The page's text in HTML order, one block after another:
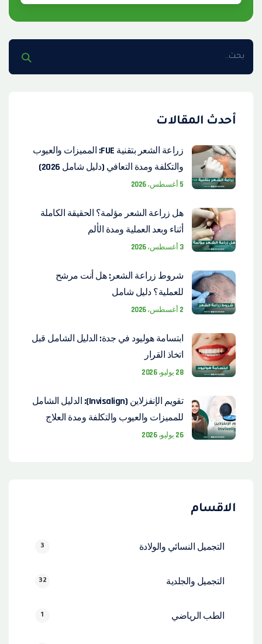
أحدث المقالات
زراعة الشعر بتقنية FUE: المميزات والعيوب
والتكلفة ومدة التعافي (دليل شامل 2026)
5 أغسطس، 2026
هل زراعة الشعر مؤلمة؟ الحقيقة الكاملة
أثناء وبعد العملية ومدة الألم
3 أغسطس، 2026
شروط زراعة الشعر: هل أنت مرشح
للعملية؟ دليل شامل
2 أغسطس، 2026
ابتسامة هوليود في جدة: الدليل الشامل قبل
اتخاذ القرار
28 يوليو، 2026
تقويم الإنفزلاين (Invisalign): الدليل الشامل
للمميزات والعيوب والتكلفة ومدة العلاج
26 يوليو، 2026
الاقسام
التجميل النسائي والولادة 3
التجميل والجلدية 32
الطب الرياضي 1